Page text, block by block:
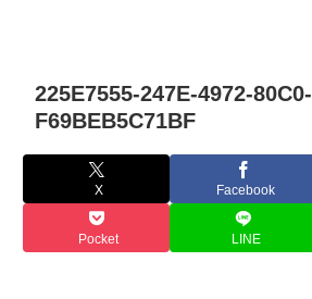
225E7555-247E-4972-80C0-
F69BEB5C71BF
X Facebook
Pocket LINE